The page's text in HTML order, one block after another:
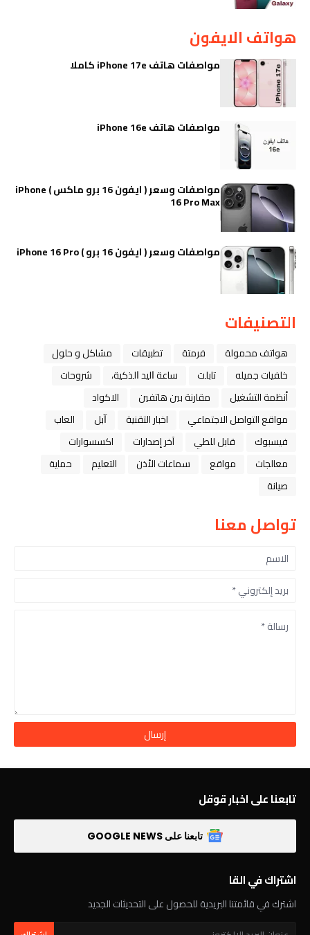
هواتف الايفون
مواصفات هاتف iPhone 17e كاملا
مواصفات هاتف iPhone 16e
مواصفات وسعر ( ايفون 16 برو ماكس ) iPhone
16 Pro Max
مواصفات وسعر ( ايفون 16 برو ) iPhone 16 Pro
التصنيفات
هواتف محمولة فرمتة تطبيقات
مشاكل و حلول
خلفيات جميله
تابلت ﺳﺎﻋﺔ ﺍﻟﻴﺪ ﺍﻟﺬﻛﻴﺔ،
شروحات
أنظمة التشغيل
مقارنة بين هاتفين
الاكواد
مواقع التواصل الاجتماعي
اخبار التقنية ﺁﺑﻞ
العاب
فيسبوك
قابل للطي آخر إصدارات
اكسسوارات
معالجات
مواقع سماعات الأذن التعليم
حماية
صيانة
تواصل معنا
تابعنا على اخبار قوقل
تابعنا على GOOGLE NEWS
اشتراك في القا
اشترك في قائمتنا البريدية للحصول على التحديثات الجديد